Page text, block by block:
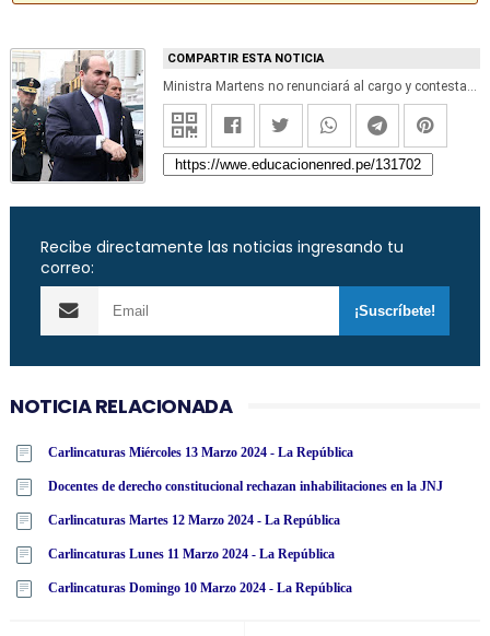
COMPARTIR ESTA NOTICIA
Ministra Martens no renunciará al cargo y contestará interpelación, sostuvo Fernando Zavala
Recibe directamente las noticias ingresando tu
correo:
NOTICIA RELACIONADA
Carlincaturas Miércoles 13 Marzo 2024 - La República
Docentes de derecho constitucional rechazan inhabilitaciones en la JNJ
Carlincaturas Martes 12 Marzo 2024 - La República
Carlincaturas Lunes 11 Marzo 2024 - La República
Carlincaturas Domingo 10 Marzo 2024 - La República